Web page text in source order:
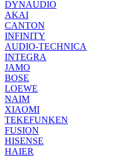
DYNAUDIO
AKAI
CANTON
INFINITY
AUDIO-TECHNICA
INTEGRA
JAMO
BOSE
LOEWE
NAIM
XIAOMI
TEKEFUNKEN
FUSION
HISENSE
HAIER